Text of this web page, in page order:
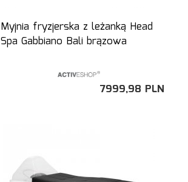
Myjnia fryzjerska z leżanką Head
Spa Gabbiano Bali brązowa
7999,98 PLN